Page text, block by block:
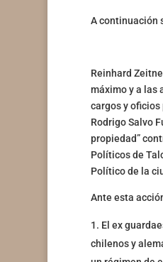
A continuación
Reinhard
máximo y a las
cargos y
Rodrigo Salvo
propiedad”
Políticos de
Político de la
Ante esta
El ex
chilenos y